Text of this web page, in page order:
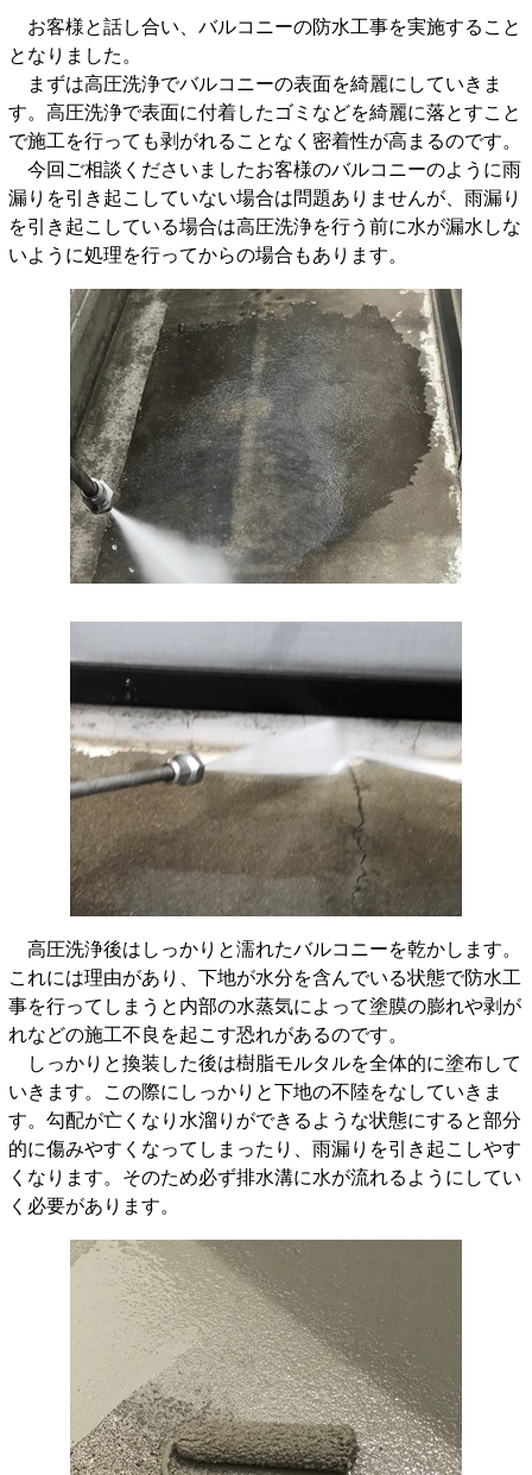
お客様と話し合い、バルコニーの防水工事を実施すること
となりました。
まずは高圧洗浄でバルコニーの表面を綺麗にしていきま
す。高圧洗浄で表面に付着したゴミなどを綺麗に落とすこと
で施工を行っても剥がれることなく密着性が高まるのです。
今回ご相談くださいましたお客様のバルコニーのように雨
漏りを引き起こしていない場合は問題ありませんが、雨漏り
を引き起こしている場合は高圧洗浄を行う前に水が漏水しな
いように処理を行ってからの場合もあります。
高圧洗浄後はしっかりと濡れたバルコニーを乾かします。
これには理由があり、下地が水分を含んでいる状態で防水工
事を行ってしまうと内部の水蒸気によって塗膜の膨れや剥が
れなどの施工不良を起こす恐れがあるのです。
しっかりと換装した後は樹脂モルタルを全体的に塗布して
いきます。この際にしっかりと下地の不陸をなしていきま
す。勾配が亡くなり水溜りができるような状態にすると部分
的に傷みやすくなってしまったり、雨漏りを引き起こしやす
くなります。そのため必ず排水溝に水が流れるようにしてい
く必要があります。